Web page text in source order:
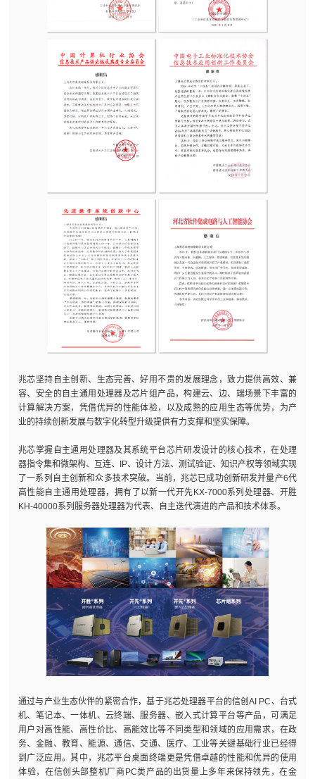
兆芯坚持自主创新、生态完善、好用不贵的发展理念，致力提供高效、兼
容、安全的自主通用处理器及芯片组产品，构建云、边、端场景下丰富的
计算解决方案，凭借优异的性能体验，以及成熟的应用生态等优势，为产
业的持续创新发展与数字化转型升级提供有力支撑和坚实保障。
兆芯掌握自主通用处理器及其系统平台芯片研发设计的核心技术，在处理
器指令集和微架构、互连、IP、设计方法、测试验证、知识产权等领域实现
了一系列自主创新和众多技术突破。当前，兆芯已成功创新研发并量产6代
高性能自主通用处理器，拥有了以新一代开先KX-7000系列处理器、开胜
KH-40000系列服务器处理器为代表、自主迭代演进的产品和技术体系。
通过与产业生态伙伴的紧密合作，基于兆芯处理器平台的信创AI PC、台式
机、笔记本、一体机、云终端、服务器、嵌入式计算平台等产品，可满足
用户对高性能、高性价比、高能效比等不同类型和领域的应用需求，在政
务、金融、教育、能源、通信、交通、医疗、工业等关键基础行业已经得
到广泛应用。其中，兆芯平台桌面终端更是凭借卓越的性能和优异的使用
体验，在信创头部整机厂商PC类产品的出货量上多年来保持领先，在金